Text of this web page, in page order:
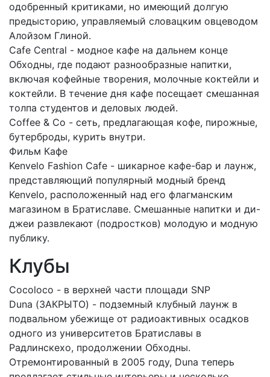
одобренный критиками, но имеющий долгую
предысторию, управляемый словацким овцеводом
Алойзом Глиной.
Cafe Central - модное кафе на дальнем конце
Обходны, где подают разнообразные напитки,
включая кофейные творения, молочные коктейли и
коктейли. В течение дня кафе посещает смешанная
толпа студентов и деловых людей.
Coffee & Co - сеть, предлагающая кофе, пирожные,
бутерброды, курить внутри.
Фильм Кафе
Kenvelo Fashion Cafe - шикарное кафе-бар и лаунж,
представляющий популярный модный бренд
Kenvelo, расположенный над его флагманским
магазином в Братиславе. Смешанные напитки и ди-
джеи развлекают (подростков) молодую и модную
публику.
Клубы
Cocoloco - в верхней части площади SNP
Duna (ЗАКРЫТО) - подземный клубный лаунж в
подвальном убежище от радиоактивных осадков
одного из университетов Братиславы в
Радлинскехо, продолжении Обходны.
Отремонтированный в 2005 году, Duna теперь